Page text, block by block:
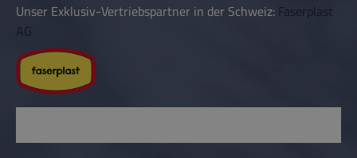
Unser Exklusiv-Vertriebspartner in der Schweiz: Faserplast
AG